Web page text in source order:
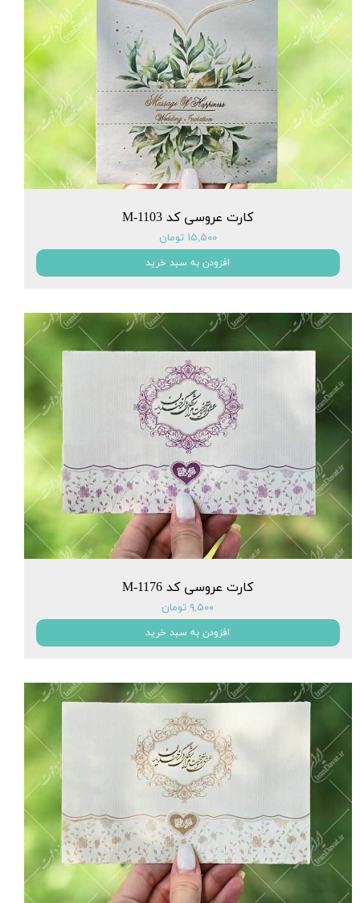
کارت عروسی کد M-1103
۱۵,۵۰۰ تومان
افزودن به سبد خرید
کارت عروسی کد M-1176
۹,۵۰۰ تومان
افزودن به سبد خرید